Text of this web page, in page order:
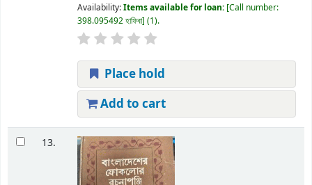
Availability:Items available for loan: Call number:
398.095492 হাফিবা (1).
Place hold
Add to cart
13.